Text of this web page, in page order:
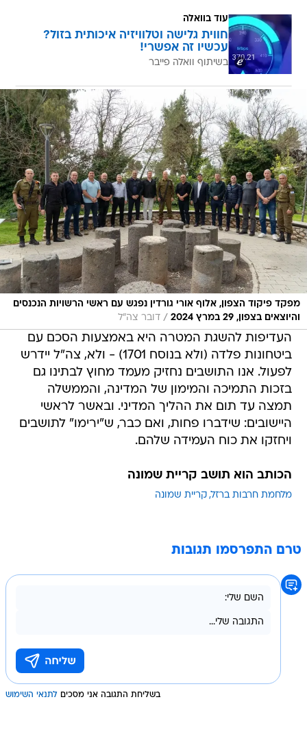
עוד בוואלה
חווית גלישה וטלוויזיה איכותית בזול?
עכשיו זה אפשרי!
בשיתוף וואלה פייבר
מפקד פיקוד הצפון, אלוף אורי גורדין נפגש עם ראשי הרשויות הנכנסים
והיוצאים בצפון, 29 במרץ 2024
/ דובר צה"ל
העדיפות להשגת המטרה היא באמצעות הסכם עם
ביטחונות פלדה (ולא בנוסח 1701) - ולא, צה"ל יידרש
לפעול. אנו התושבים נחזיק מעמד מחוץ לבתינו גם
בזכות התמיכה והמימון של המדינה, והממשלה
תמצה עד תום את ההליך המדיני. ובאשר לראשי
היישובים: שידברו פחות, ואם כבר, ש"ירימו" לתושבים
ויחזקו את כוח העמידה שלהם.
הכותב הוא תושב קריית שמונה
מלחמת חרבות ברזל קריית שמונה
טרם התפרסמו תגובות
בשליחת התגובה אני מסכים לתנאי השימוש